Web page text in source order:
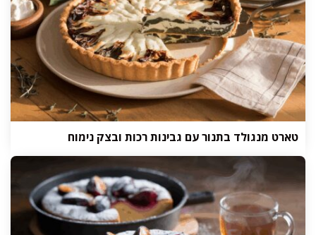
טארט מנגולד בתנור עם גבינות רכות ובצק נימוח